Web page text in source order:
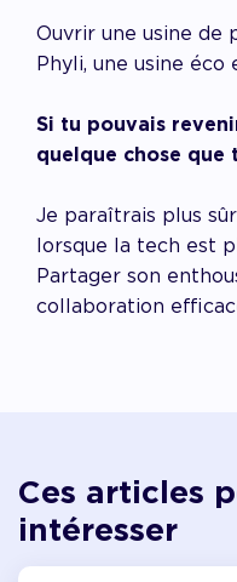
Ouvrir une usine de
Phyli, une usine éco
Si tu pouvais
quelque chose
Je paraîtrais plus
lorsque la tech est
Partager son
collaboration
Ces articles
intéresser